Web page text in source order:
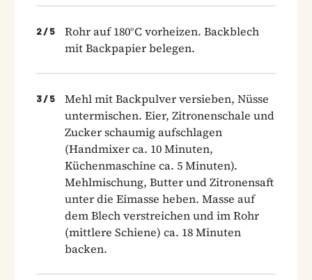
2 / 5
Rohr auf 180°C vorheizen. Backblech
mit Backpapier belegen.
3 / 5
Mehl mit Backpulver versieben, Nüsse
untermischen. Eier, Zitronenschale und
Zucker schaumig aufschlagen
(Handmixer ca. 10 Minuten,
Küchenmaschine ca. 5 Minuten).
Mehlmischung, Butter und Zitronensaft
unter die Eimasse heben. Masse auf
dem Blech verstreichen und im Rohr
(mittlere Schiene) ca. 18 Minuten
backen.